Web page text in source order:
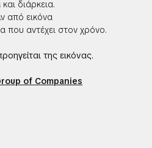
διάρκεια.
από εικόνα
που αντέχει στον χρόνο.
της εικόνας.